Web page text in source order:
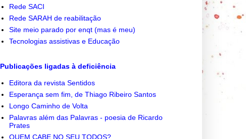
Rede SACI
Rede SARAH de reabilitação
Site meio parado por enqt (mas é meu)
Tecnologias assistivas e Educação
Publicações ligadas à deficiência
Editora da revista Sentidos
Esperança sem fim, de Thiago Ribeiro Santos
Longo Caminho de Volta
Palavras além das Palavras - poesia de Ricardo
Prates
QUEM CABE NO SEU TODOS?